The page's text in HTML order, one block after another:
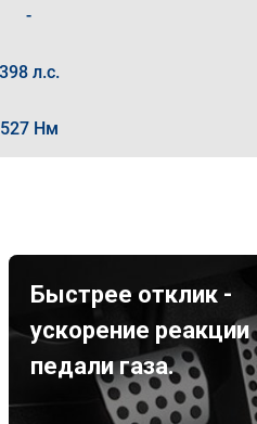
-
398 л.с.
527 Нм
Быстрее отклик -
ускорение реакции
педали газа.